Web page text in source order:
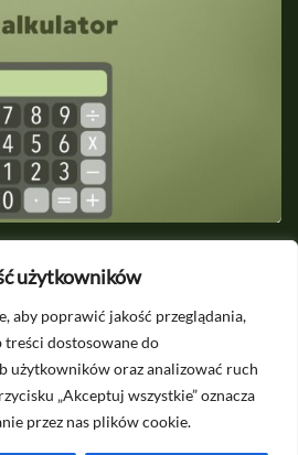
użytkowników
aby poprawić jakość przeglądania,
dostosowane do
użytkowników oraz analizować ruch
„Akceptuj wszystkie” oznacza
przez nas plików cookie.
do nas na